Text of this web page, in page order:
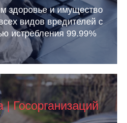
здоровье и имущество
видов вредителей с
истребления 99.99%
| Госорганизаций